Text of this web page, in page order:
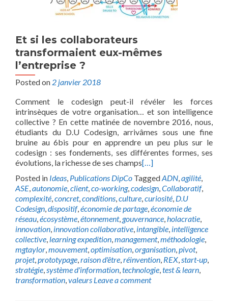
Et si les collaborateurs
transformaient eux-mêmes
l’entreprise ?
Posted on 2 janvier 2018
Comment le codesign peut-il révéler les forces
intrinsèques de votre organisation… et son intelligence
collective ? En cette matinée de novembre 2016, nous,
étudiants du D.U Codesign, arrivâmes sous une fine
bruine au 6bis pour en apprendre un peu plus sur le
codesign : ses fondements, ses différentes formes, ses
évolutions, la richesse de ses champs[…]
Posted in Ideas, Publications DipCo TaggedADN,agilité,
ASE,autonomie,client,co-working,codesign,Collaboratif,
complexité,concret,conditions,culture,curiosité, D.U
Codesign,dispositif,économie de partage,économie de
réseau,écosystème,étonnement,gouvernance,holacratie,
innovation, innovation collaborative, intangible, intelligence
collective, learning expedition,management,méthodologie,
mgtaylor,mouvement,optimisation,organisation,pivot,
projet,prototypage,raison d'être,réinvention, REX,start-up,
stratégie,système d'information,technologie,test & learn,
transformation,valeurs Leave a comment